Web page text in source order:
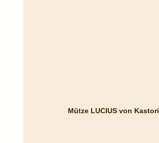
Mütze LUCIUS von Kastori